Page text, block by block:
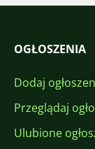
OGŁOSZENIA
Dodaj
Przeglądaj
Ulubione